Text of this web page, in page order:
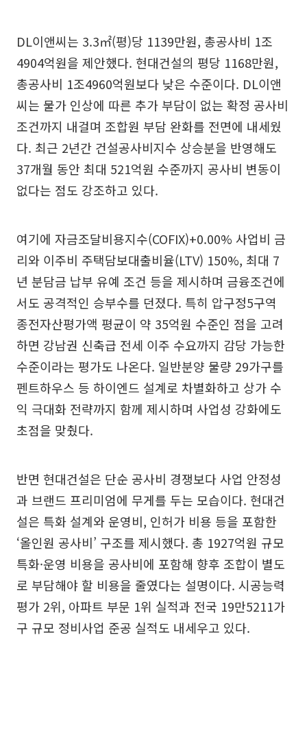
DL이앤씨는 3.3㎡(평)당 1139만원, 총공사비 1조
4904억원을 제안했다. 현대건설의 평당 1168만원,
총공사비 1조4960억원보다 낮은 수준이다. DL이앤
씨는 물가 인상에 따른 추가 부담이 없는 확정 공사비
조건까지 내걸며 조합원 부담 완화를 전면에 내세웠
다. 최근 2년간 건설공사비지수 상승분을 반영해도
37개월 동안 최대 521억원 수준까지 공사비 변동이
없다는 점도 강조하고 있다.
여기에 자금조달비용지수(COFIX)+0.00% 사업비 금
리와 이주비 주택담보대출비율(LTV) 150%, 최대 7
년 분담금 납부 유예 조건 등을 제시하며 금융조건에
서도 공격적인 승부수를 던졌다. 특히 압구정5구역
종전자산평가액 평균이 약 35억원 수준인 점을 고려
하면 강남권 신축급 전세 이주 수요까지 감당 가능한
수준이라는 평가도 나온다. 일반분양 물량 29가구를
펜트하우스 등 하이엔드 설계로 차별화하고 상가 수
익 극대화 전략까지 함께 제시하며 사업성 강화에도
초점을 맞췄다.
반면 현대건설은 단순 공사비 경쟁보다 사업 안정성
과 브랜드 프리미엄에 무게를 두는 모습이다. 현대건
설은 특화 설계와 운영비, 인허가 비용 등을 포함한
‘올인원 공사비’ 구조를 제시했다. 총 1927억원 규모
특화·운영 비용을 공사비에 포함해 향후 조합이 별도
로 부담해야 할 비용을 줄였다는 설명이다. 시공능력
평가 2위, 아파트 부문 1위 실적과 전국 19만5211가
구 규모 정비사업 준공 실적도 내세우고 있다.